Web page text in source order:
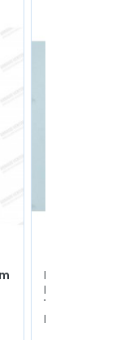
Rotule
M12x125 -
14.5mm) -
R5 (Tous